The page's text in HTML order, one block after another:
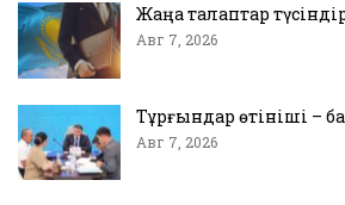
Жаңа талаптар
Авг 7, 2026
Тұрғындар өтініші –
Авг 7, 2026